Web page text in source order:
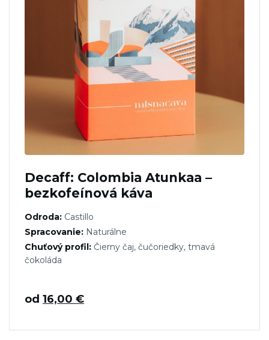
Decaff: Colombia Atunkaa –
bezkofeínová káva
Odroda: Castillo
Spracovanie: Naturálne
Chuťový profil: Čierny čaj, čučoriedky, tmavá
čokoláda
od 16,00 €